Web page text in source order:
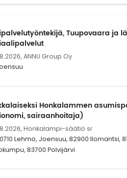
Tuupovaara ja
ANNU Group Oy
Honkalammen
sairaanhoitaja)
Honkalampi-säätiö sr
Lehmo, Joensuu, 82900 Ilomantsi,
83700 Polvijärvi